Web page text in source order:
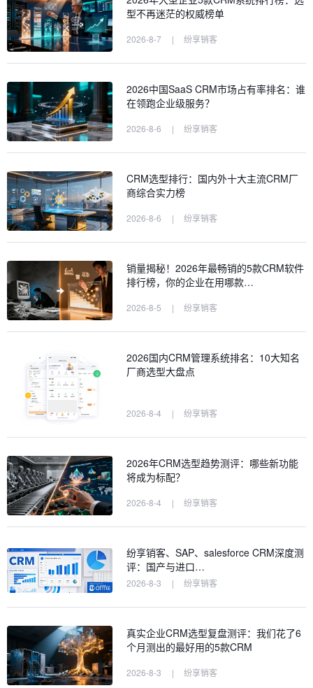
型不再迷茫的权威榜单
2026-8-7 | 纷享销客
2026中国SaaS CRM市场占有率排名：谁
在领跑企业级服务？
2026-8-6 | 纷享销客
CRM选型排行：国内外十大主流CRM厂
商综合实力榜
2026-8-6 | 纷享销客
销量揭秘！2026年最畅销的5款CRM软件
排行榜，你的企业在用哪款…
2026-8-5 | 纷享销客
2026国内CRM管理系统排名：10大知名
厂商选型大盘点
2026-8-4 | 纷享销客
2026年CRM选型趋势测评：哪些新功能
将成为标配？
2026-8-4 | 纷享销客
纷享销客、SAP、salesforce CRM深度测
评：国产与进口…
2026-8-3 | 纷享销客
真实企业CRM选型复盘测评：我们花了6
个月测出的最好用的5款CRM
2026-8-3 | 纷享销客